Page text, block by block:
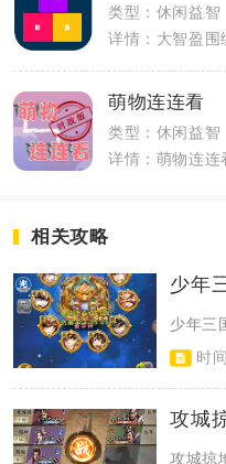
类型：休闲益智
萌物连连看
类型：休闲益智
相关攻略
少年
时
攻城